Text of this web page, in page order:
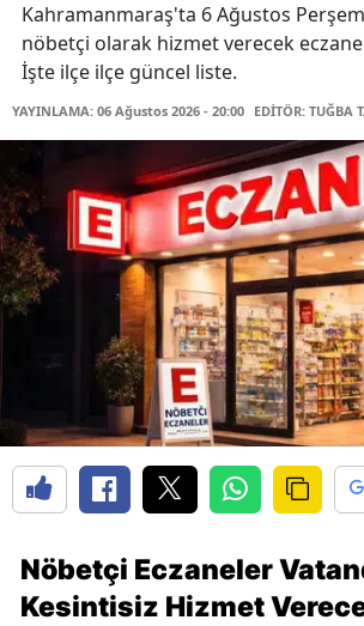
Kahramanmaraş'ta 6 Ağustos
nöbetçi olarak hizmet verecek
İşte ilçe ilçe güncel liste.
YAYINLAMA: 06 Ağustos 2026 - 20:00 EDİTÖR: TUĞBA
Nöbetçi Eczaneler
Kesintisiz Hizmet